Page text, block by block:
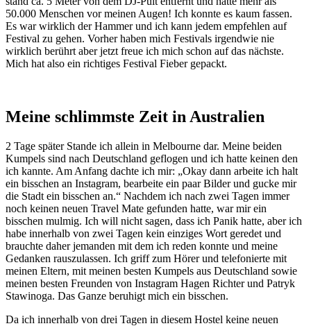
50.000 Menschen vor meinen Augen! Ich konnte es kaum fassen.
Es war wirklich der Hammer und ich kann jedem empfehlen auf
Festival zu gehen. Vorher haben mich Festivals irgendwie nie
wirklich berührt aber jetzt freue ich mich schon auf das nächste.
Mich hat also ein richtiges Festival Fieber gepackt.
Meine schlimmste Zeit in Australien
2 Tage später Stande ich allein in Melbourne dar. Meine beiden
Kumpels sind nach Deutschland geflogen und ich hatte keinen den
ich kannte. Am Anfang dachte ich mir: „Okay dann arbeite ich halt
ein bisschen an Instagram, bearbeite ein paar Bilder und gucke mir
die Stadt ein bisschen an.“ Nachdem ich nach zwei Tagen immer
noch keinen neuen Travel Mate gefunden hatte, war mir ein
bisschen mulmig. Ich will nicht sagen, dass ich Panik hatte, aber ich
habe innerhalb von zwei Tagen kein einziges Wort geredet und
brauchte daher jemanden mit dem ich reden konnte und meine
Gedanken rauszulassen. Ich griff zum Hörer und telefonierte mit
meinen Eltern, mit meinen besten Kumpels aus Deutschland sowie
meinen besten Freunden von Instagram Hagen Richter und Patryk
Stawinoga. Das Ganze beruhigt mich ein bisschen.
Da ich innerhalb von drei Tagen in diesem Hostel keine neuen